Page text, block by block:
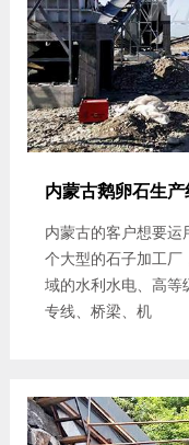
内蒙古鹅卵石生产
内蒙古的客户想要运
个大型的石子加工厂
域的水利水电、高等
专线、桥梁、机